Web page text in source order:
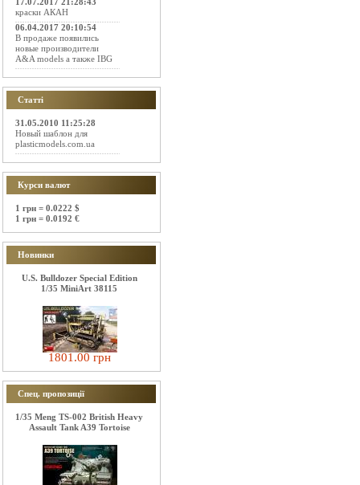
краски АКАН
06.04.2017 20:10:54
В продаже появились
новые производители
A&A models а также IBG
Статті
31.05.2010 11:25:28
Новый шаблон для
plasticmodels.com.ua
Курси валют
1 грн = 0.0222 $
1 грн = 0.0192 €
Новинки
U.S. Bulldozer Special Edition
1/35 MiniArt 38115
1801.00 грн
Спец. пропозиції
1/35 Meng TS-002 British Heavy
Assault Tank A39 Tortoise